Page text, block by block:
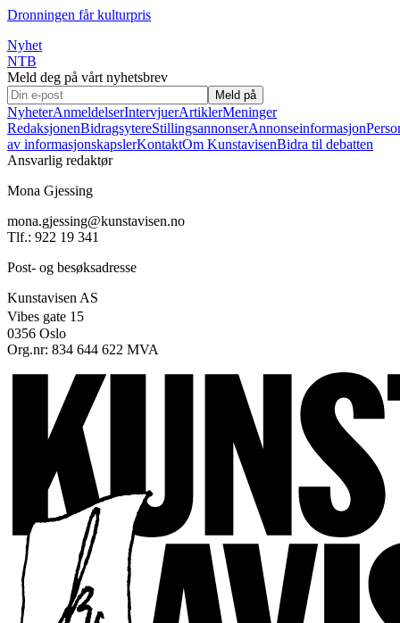
Dronningen får kulturpris
Nyhet
NTB
Meld deg på vårt nyhetsbrev
Meld på
NyheterAnmeldelserIntervjuerArtiklerMeninger
RedaksjonenBidragsytereStillingsannonserAnnonseinformasjon
av informasjonskapslerKontaktOm KunstavisenBidra til debatten
Ansvarlig redaktør
Mona Gjessing
mona.gjessing@kunstavisen.no
Tlf.: 922 19 341
Post- og besøksadresse
Kunstavisen AS
Vibes gate 15
0356 Oslo
Org.nr: 834 644 622 MVA